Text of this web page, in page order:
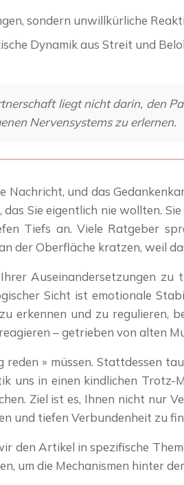
sondern unwillkürliche
Dynamik aus Streit und
liegt nicht darin, den
Nervensystems zu erlernen.
und das
Sie eigentlich nie wollten.
Tiefs an. Viele Ratgeber
der Oberfläche kratzen, weil
Auseinandersetzungen
Sicht ist emotionale
erkennen und zu regulieren,
– getrieben von alten
» müssen. Stattdessen
uns in einen kindlichen
Ziel ist es, Ihnen nicht nur
und tiefen Verbundenheit zu
den Artikel in spezifische
um die Mechanismen hinter